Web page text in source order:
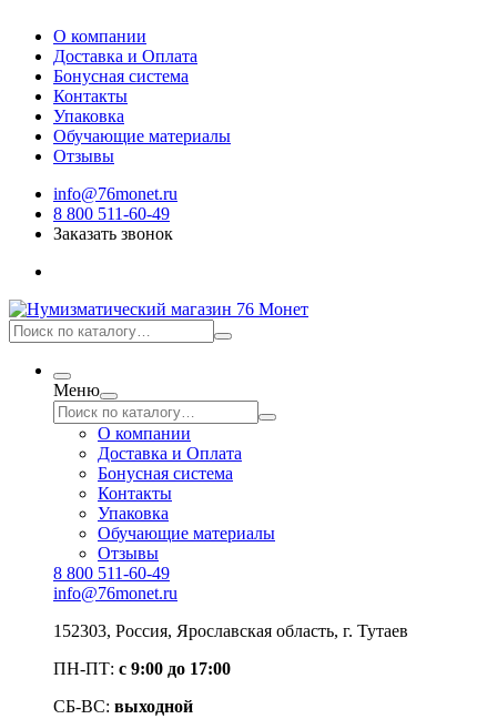
О компании
Доставка и Оплата
Бонусная система
Контакты
Упаковка
Обучающие материалы
Отзывы
info@76monet.ru
8 800 511-60-49
Заказать звонок
Меню
О компании
Доставка и Оплата
Бонусная система
Контакты
Упаковка
Обучающие материалы
Отзывы
8 800 511-60-49
info@76monet.ru
152303, Россия, Ярославская область, г. Тутаев
ПН-ПТ: с 9:00 до 17:00
СБ-ВС: выходной